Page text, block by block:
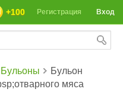
Вход
Регистрация
+100
Бульоны
Бульон
мяса